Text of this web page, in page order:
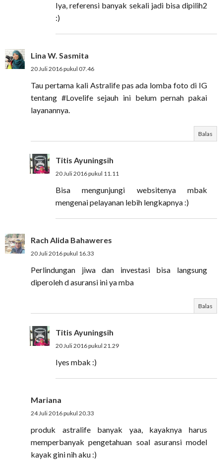
Iya, referensi banyak sekali jadi bisa dipilih2
:)
Lina W. Sasmita
20 Juli 2016 pukul 07.46
Tau pertama kali Astralife pas ada lomba foto di IG
tentang #Lovelife sejauh ini belum pernah pakai
layanannya.
Balas
Titis Ayuningsih
20 Juli 2016 pukul 11.11
Bisa mengunjungi websitenya mbak
mengenai pelayanan lebih lengkapnya :)
Rach Alida Bahaweres
20 Juli 2016 pukul 16.33
Perlindungan jiwa dan investasi bisa langsung
diperoleh d asuransi ini ya mba
Balas
Titis Ayuningsih
20 Juli 2016 pukul 21.29
Iyes mbak :)
Mariana
24 Juli 2016 pukul 20.33
produk astralife banyak yaa, kayaknya harus
memperbanyak pengetahuan soal asuransi model
kayak gini nih aku :)